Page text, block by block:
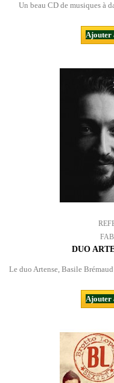
Un beau CD de musiques à
Ajouter
DUO
Le duo Artense, Basile
Ajouter